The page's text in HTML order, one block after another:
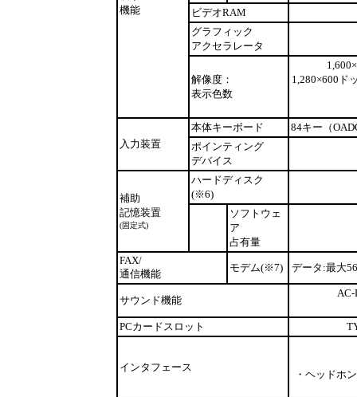
機能
ビデオRAM
グラフィック
アクセラレータ
解像度：
表示色数
1,280×600ド
入力装置
本体キーボード
84キー（
ポインティング
デバイス
補助
記憶装置
(固定式)
ハードディスク
(※6)
ソフトウェ
ア
占有量
FAX/
通信機能
モデム(※7) データ:最大
サウンド機能
AC-
PCカードスロット
インタフェース
・ヘッドホ